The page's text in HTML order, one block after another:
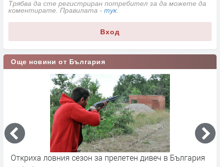
Трябва да сте регистриран потребител за да можете да
коментирате. Правилата - тук
Вход
Още новини от България
Откриха ловния сезон за прелетен дивеч в България